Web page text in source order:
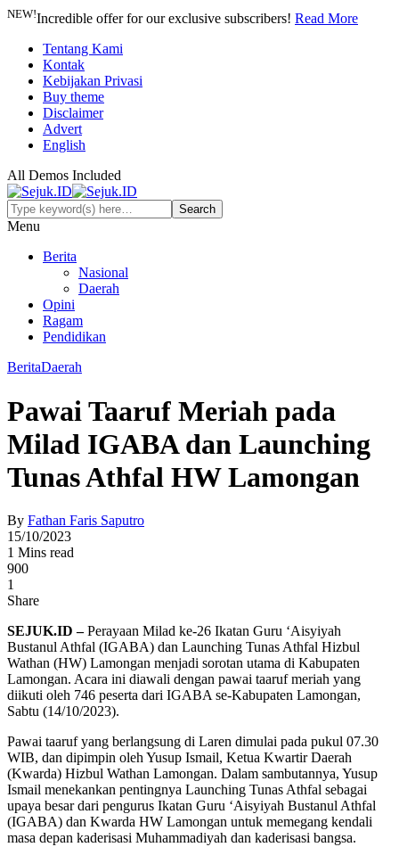
NEW!Incredible offer for our exclusive subscribers! Read More
Tentang Kami
Kontak
Kebijakan Privasi
Buy theme
Disclaimer
Advert
English
All Demos Included
Menu
Berita
Nasional
Daerah
Opini
Ragam
Pendidikan
BeritaDaerah
Pawai Taaruf Meriah pada
Milad IGABA dan Launching
Tunas Athfal HW Lamongan
By Fathan Faris Saputro
15/10/2023
1 Mins read
900
1
Share
SEJUK.ID –Perayaan Milad ke-26 Ikatan Guru ‘Aisyiyah
Bustanul Athfal (IGABA) dan Launching Tunas Athfal Hizbul
Wathan (HW) Lamongan menjadi sorotan utama di Kabupaten
Lamongan. Acara ini diawali dengan pawai taaruf meriah yang
diikuti oleh 746 peserta dari IGABA se-Kabupaten Lamongan,
Sabtu (14/10/2023).
Pawai taaruf yang berlangsung di Laren dimulai pada pukul 07.30
WIB, dan dipimpin oleh Yusup Ismail, Ketua Kwartir Daerah
(Kwarda) Hizbul Wathan Lamongan. Dalam sambutannya, Yusup
Ismail menekankan pentingnya Launching Tunas Athfal sebagai
upaya besar dari pengurus Ikatan Guru ‘Aisyiyah Bustanul Athfal
(IGABA) dan Kwarda HW Lamongan untuk memegang kendali
masa depan kaderisasi Muhammadiyah dan kaderisasi bangsa.